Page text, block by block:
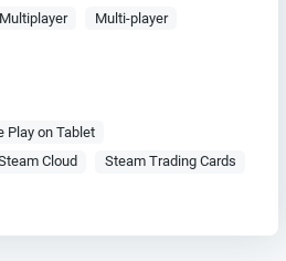
Multi-player
Play on Tablet
Cloud
Steam Trading Cards